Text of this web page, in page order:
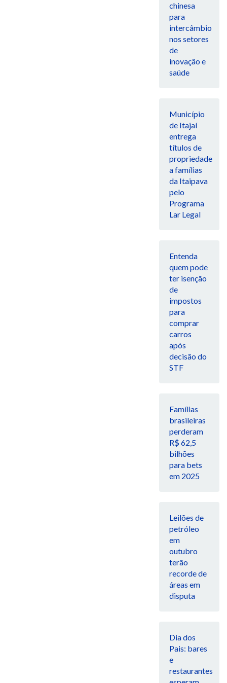
chinesa
para
intercâmbio
nos setores
de
inovação e
saúde
Município
de Itajaí
entrega
títulos de
propriedade
a famílias
da Itaipava
pelo
Programa
Lar Legal
Entenda
quem pode
ter isenção
de
impostos
para
comprar
carros
após
decisão do
STF
Famílias
brasileiras
perderam
R$ 62,5
bilhões
para bets
em 2025
Leilões de
petróleo
em
outubro
terão
recorde de
áreas em
disputa
Dia dos
Pais: bares
e
restaurantes